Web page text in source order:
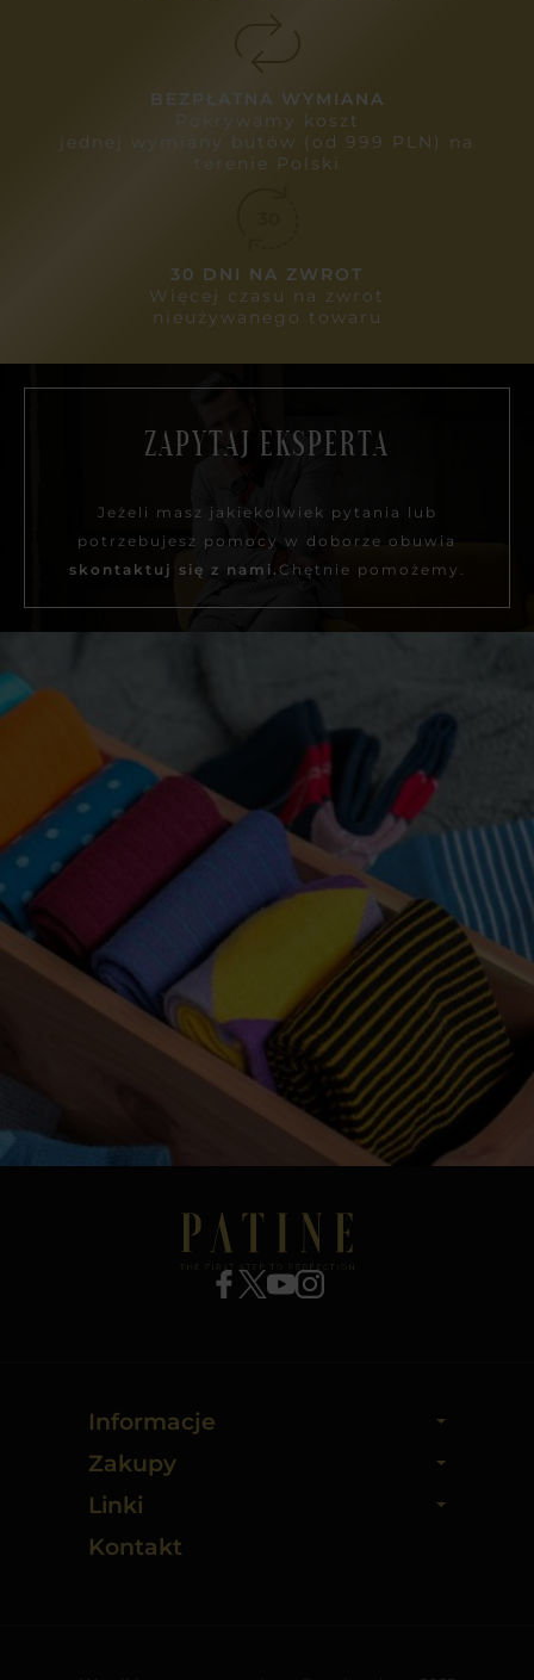
BEZPŁATNA WYMIANA
Pokrywamy koszt
jednej wymiany butów (od 999 PLN) na
terenie Polski
30 DNI NA ZWROT
Więcej czasu na zwrot
nieużywanego towaru
ZAPYTAJ EKSPERTA
Jeżeli masz jakiekolwiek pytania lub
potrzebujesz pomocy w doborze obuwia
skontaktuj się z nami. Chętnie pomożemy.
Informacje
Zakupy
Linki
Kontakt